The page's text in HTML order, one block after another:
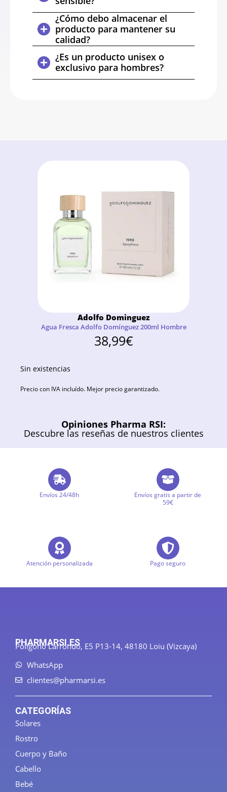
¿Cómo debo almacenar el
producto para mantener su
calidad?
¿Es un producto unisex o
exclusivo para hombres?
Adolfo Dominguez
Agua Fresca Adolfo Domínguez 200ml Hombre
38,99€
Sin existencias
Precio con IVA incluído. Mejor precio garantizado.
Opiniones Pharma RSI:
Descubre las reseñas de nuestros clientes
Envíos 24/48h
Envíos gratis a partir de
59€
Atención personalizada Pago seguro
PHARMARSI.ES
Polígono Larrondo, E5 P13-14, 48180 Loiu (Vizcaya)
WhatsApp
clientes@pharmarsi.es
CATEGORÍAS
Solares
Rostro
Cuerpo y Baño
Cabello
Bebé